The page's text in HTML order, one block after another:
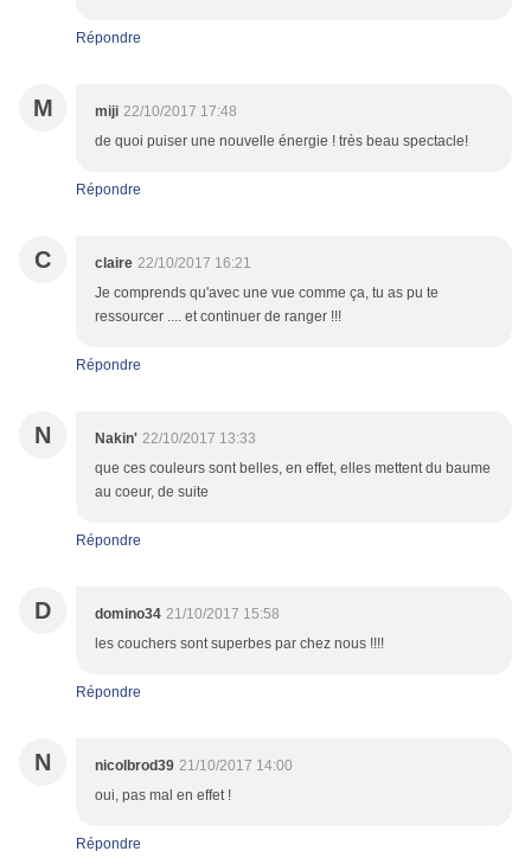
Répondre
M miji 22/10/2017 17:48
de quoi puiser une nouvelle énergie ! très beau spectacle!
Répondre
C claire 22/10/2017 16:21
Je comprends qu'avec une vue comme ça, tu as pu te
ressourcer .... et continuer de ranger !!!
Répondre
N Nakin' 22/10/2017 13:33
que ces couleurs sont belles, en effet, elles mettent du baume
au coeur, de suite
Répondre
D domino34 21/10/2017 15:58
les couchers sont superbes par chez nous !!!!
Répondre
N nicolbrod39 21/10/2017 14:00
oui, pas mal en effet !
Répondre